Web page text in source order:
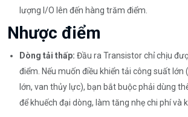
lượng I/O lên đến hàng trăm điểm.
Nhược điểm
Dòng tải thấp: Đầu ra Transistor chỉ chịu
điểm. Nếu muốn điều khiển tải công suất
lớn, van thủy lực), bạn bắt buộc phải dùng
để khuếch đại dòng, làm tăng nhẹ chi phí và